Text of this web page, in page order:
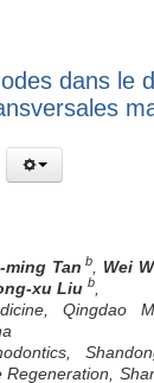
dans le
ming Tan b Wei
xu Liu b
Qingdao